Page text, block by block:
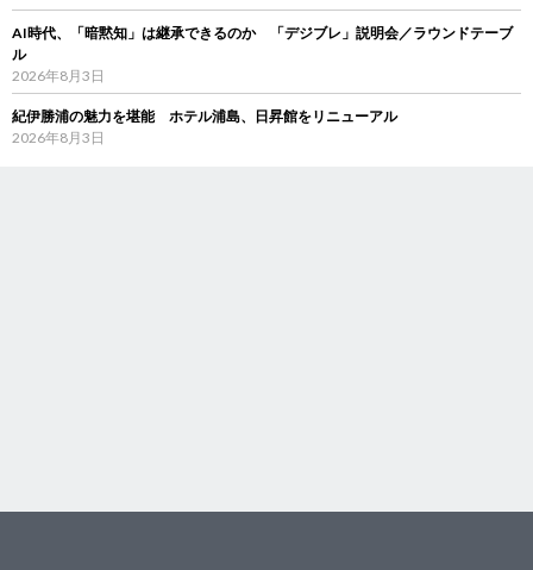
AI時代、「暗黙知」は継承できるのか 「デジブレ」説明会／ラウンドテーブ
ル
2026年8月3日
紀伊勝浦の魅力を堪能 ホテル浦島、日昇館をリニューアル
2026年8月3日